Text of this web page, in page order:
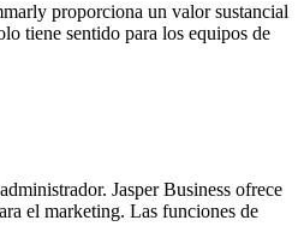
proporciona un valor sustancial
tiene sentido para los equipos de
Jasper Business ofrece
el marketing. Las funciones de